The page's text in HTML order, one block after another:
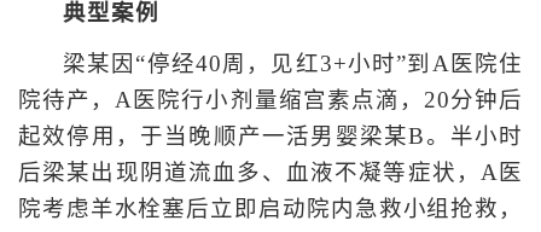
典型案例
梁某因“停经40周，见红3+小时”到A医院住
院待产，A医院行小剂量缩宫素点滴，20分钟后
起效停用，于当晚顺产一活男婴梁某B。半小时
后梁某出现阴道流血多、血液不凝等症状，A医
院考虑羊水栓塞后立即启动院内急救小组抢救，